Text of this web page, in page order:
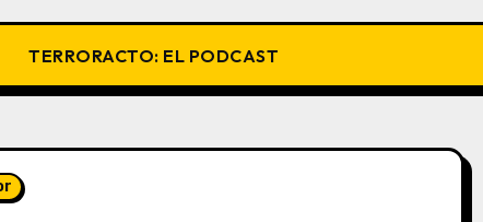
TERRORACTO: EL PODCAST